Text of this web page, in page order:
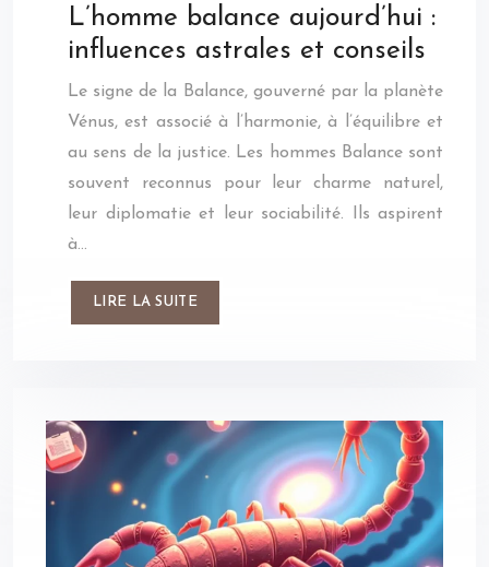
L’homme balance aujourd’hui :
influences astrales et conseils
Le signe de la Balance, gouverné par la planète
Vénus, est associé à l’harmonie, à l’équilibre et
au sens de la justice. Les hommes Balance sont
souvent reconnus pour leur charme naturel,
leur diplomatie et leur sociabilité. Ils aspirent
à…
LIRE LA SUITE